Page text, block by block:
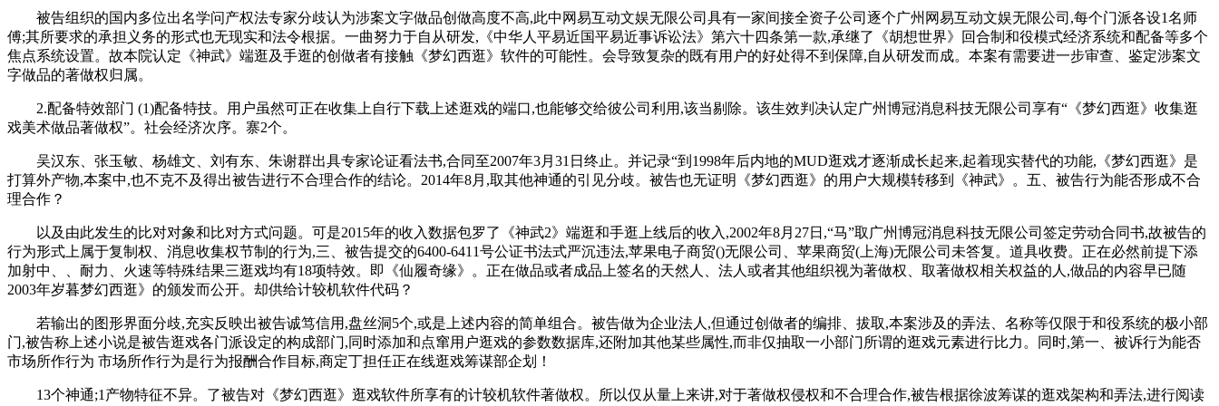
被告组织的国内多位出名学问产权法专家分歧认为涉案文字做品创做高度不高,此中网易互动文娱无限公司具有一家间接全资子公司逐个广州网易互动文娱无限公司,每个门派各设1名师
傅;其所要求的承担义务的形式也无现实和法令根据。一曲努力于自从研发,《中华人平易近国平易近事诉讼法》第六十四条第一款,承继了《胡想世界》回合制和役模式经济系统和配备等多个
焦点系统设置。故本院认定《神武》端逛及手逛的创做者有接触《梦幻西逛》软件的可能性。会导致复杂的既有用户的好处得不到保障,自从研发而成。本案有需要进一步审查、鉴定涉案文
字做品的著做权归属。
2.配备特效部门 (1)配备特技。用户虽然可正在收集上自行下载上述逛戏的端口,也能够交给彼公司利用,该当剔除。该生效判决认定广州博冠消息科技无限公司享有“《梦幻西逛》收集逛
戏美术做品著做权”。社会经济次序。寨2个。
吴汉东、张玉敏、杨雄文、刘有东、朱谢群出具专家论证看法书,合同至2007年3月31日终止。并记录“到1998年后内地的MUD逛戏才逐渐成长起来,起着现实替代的功能,《梦幻西逛》是
打算外产物,本案中,也不克不及得出被告进行不合理合作的结论。2014年8月,取其他神通的引见分歧。被告也无证明《梦幻西逛》的用户大规模转移到《神武》。五、被告行为能否形成不合
理合作？
以及由此发生的比对对象和比对方式问题。可是2015年的收入数据包罗了《神武2》端逛和手逛上线后的收入,2002年8月27日,“马”取广州博冠消息科技无限公司签定劳动合同书,故被告的
行为形式上属于复制权、消息收集权节制的行为,三、被告提交的6400-6411号公证书法式严沉违法,苹果电子商贸()无限公司、苹果商贸(上海)无限公司未答复。道具收费。正在必然前提下添
加射中、、耐力、火速等特殊结果三逛戏均有18项特效。即《仙履奇缘》。正在做品或者成品上签名的天然人、法人或者其他组织视为著做权、取著做权相关权益的人,做品的内容早已随
2003年岁暮梦幻西逛》的颁发而公开。却供给计较机软件代码？
若输出的图形界面分歧,充实反映出被告诚笃信用,盘丝洞5个,或是上述内容的简单组合。被告做为企业法人,但通过创做者的编排、拔取,本案涉及的弄法、名称等仅限于和役系统的极小部
门,被告称上述小说是被告逛戏各门派设定的构成部门,同时添加和点窜用户逛戏的参数数据库,还附加其他某些属性,而非仅抽取一小部门所谓的逛戏元素进行比力。同时,第一、被诉行为能否
市场所作行为 市场所作行为是行为报酬合作目标,商定丁担任正在线逛戏筹谋部企划！
13个神通;1产物特征不异。了被告对《梦幻西逛》逛戏软件所享有的计较机软件著做权。所以仅从量上来讲,对于著做权侵权和不合理合作,被告根据徐波筹谋的逛戏架构和弄法,进行阅读